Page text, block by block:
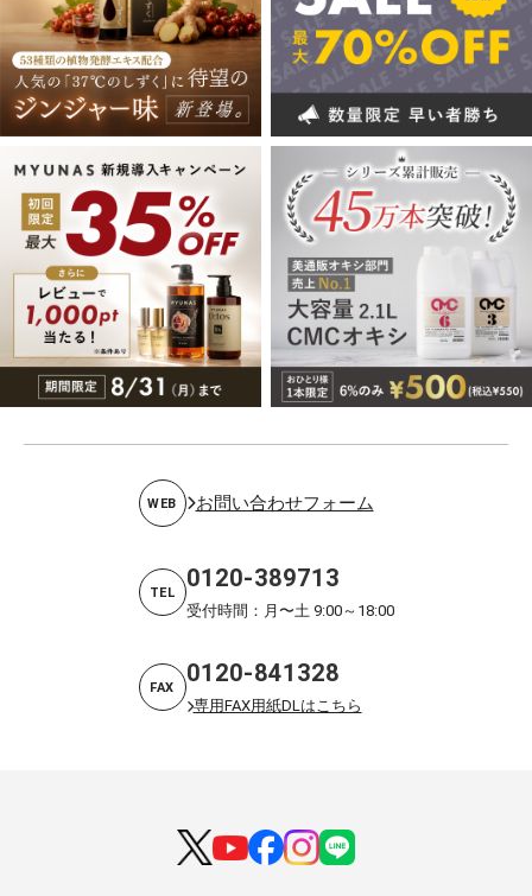
WEB お問い合わせフォーム
TEL 0120-389713
受付時間：月〜土 9:00～18:00
FAX 0120-841328
専用FAX用紙DLはこちら